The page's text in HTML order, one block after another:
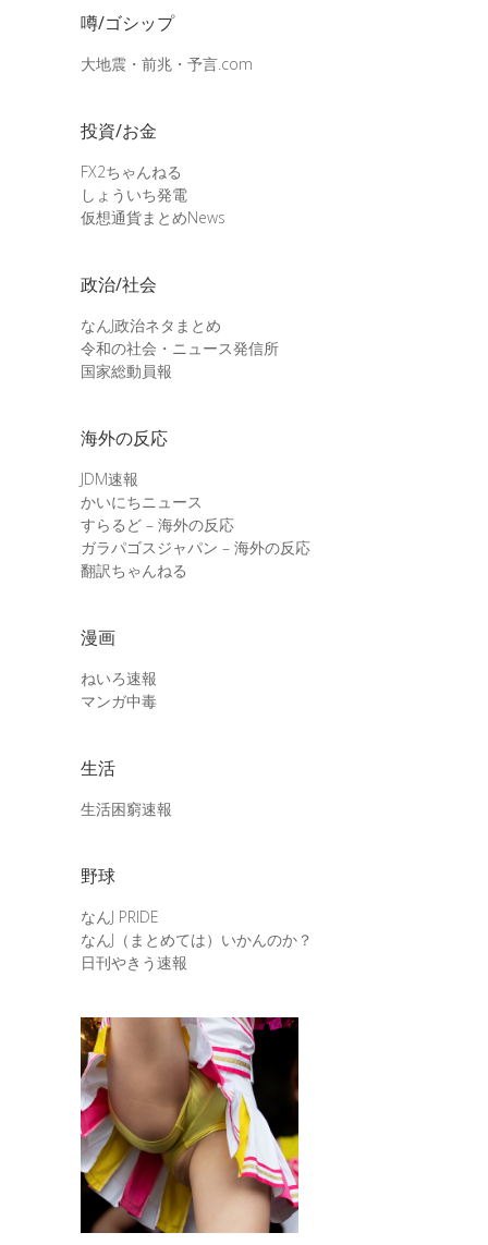
噂/ゴシップ
大地震・前兆・予言.com
投資/お金
FX2ちゃんねる
しょういち発電
仮想通貨まとめNews
政治/社会
なんJ政治ネタまとめ
令和の社会・ニュース発信所
国家総動員報
海外の反応
JDM速報
かいにちニュース
すらるど – 海外の反応
ガラパゴスジャパン – 海外の反応
翻訳ちゃんねる
漫画
ねいろ速報
マンガ中毒
生活
生活困窮速報
野球
なんJ PRIDE
なんJ（まとめては）いかんのか？
日刊やきう速報